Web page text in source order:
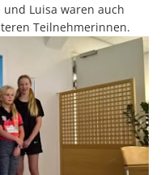
Luisa waren auch
Teilnehmerinnen.